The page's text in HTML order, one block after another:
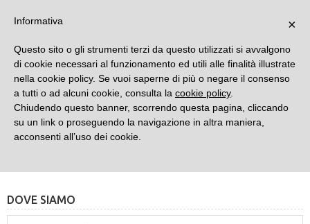
DOVE SIAMO
×
Informativa
Questo sito o gli strumenti terzi da questo utilizzati si avvalgono
di cookie necessari al funzionamento ed utili alle finalità illustrate
nella cookie policy. Se vuoi saperne di più o negare il consenso
a tutti o ad alcuni cookie, consulta la cookie policy.
Chiudendo questo banner, scorrendo questa pagina, cliccando
su un link o proseguendo la navigazione in altra maniera,
acconsenti all’uso dei cookie.